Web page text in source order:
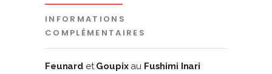
INFORMATIONS
COMPLÉMENTAIRES
FeunardetGoupixau Fushimi Inari